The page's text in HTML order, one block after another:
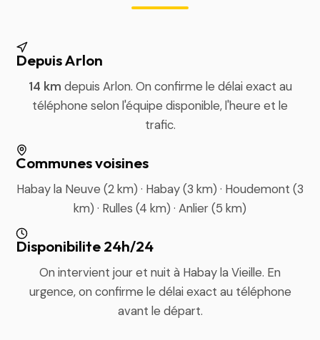
Depuis Arlon
14 km depuis Arlon. On confirme le délai exact au
téléphone selon l'équipe disponible, l'heure et le
trafic.
Communes voisines
Habay la Neuve (2 km) · Habay (3 km) · Houdemont (3
km) · Rulles (4 km) · Anlier (5 km)
Disponibilite 24h/24
On intervient jour et nuit à Habay la Vieille. En
urgence, on confirme le délai exact au téléphone
avant le départ.